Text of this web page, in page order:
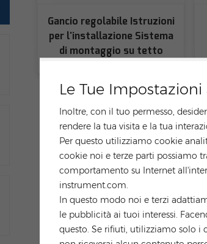
Le Tue Impostazioni
Inoltre, con il tuo permesso,
rendere la tua visita e la tua
Per questo utilizziamo cookie
cookie noi e terze parti possiamo
comportamento su Internet
instrument.com.
In questo modo noi e terzi
le pubblicità ai tuoi interessi.
questo. Se rifiuti, utilizziamo solo i
Gancio regolabile Istruzioni
per l'installazione Sistema
di montaggio su tetto